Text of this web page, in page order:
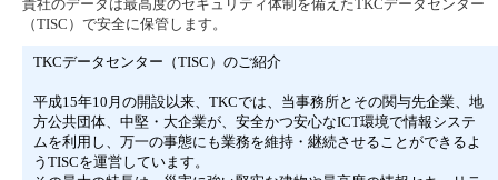
貴社のデータは最高度のセキュリティ体制を備えたTKCデータセンター
（TISC）で安全に保管します。
TKCデータセンター（TISC）のご紹介
平成15年10月の開設以来、TKCでは、当事務所とその関与先企業、地
方公共団体、中堅・大企業が、安全かつ安心なICT環境で情報システ
ムを利用し、万一の事態にも業務を維持・継続させることができるよ
うTISCを運営しています。